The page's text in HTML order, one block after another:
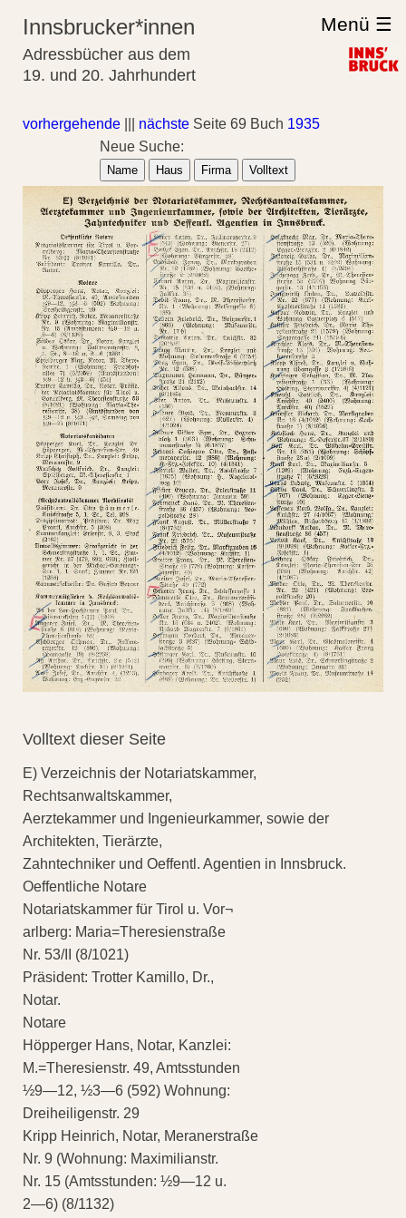
Innsbrucker*innen
Adressbücher aus dem
19. und 20. Jahrhundert
Menü ☰
vorhergehende nächste Seite 69 Buch 1935
Neue Suche:
Name Haus Firma Volltext
Volltext dieser Seite
E) Verzeichnis der Notariatskammer,
Rechtsanwaltskammer,
Aerztekammer und Ingenieurkammer, sowie der
Architekten, Tierärzte,
Zahntechniker und Oeffentl. Agentien in Innsbruck.
Oeffentliche Notare
Notariatskammer für Tirol u. Vor¬
arlberg: Maria=Theresienstraße
Nr. 53/II (8/1021)
Präsident: Trotter Kamillo, Dr.,
Notar.
Notare
Höpperger Hans, Notar, Kanzlei:
M.=Theresienstr. 49, Amtsstunden
½9—12, ½3—6 (592) Wohnung:
Dreiheiligenstr. 29
Kripp Heinrich, Notar, Meranerstraße
Nr. 9 (Wohnung: Maximilianstr.
Nr. 15 (Amtsstunden: ½9—12 u.
2—6) (8/1132)